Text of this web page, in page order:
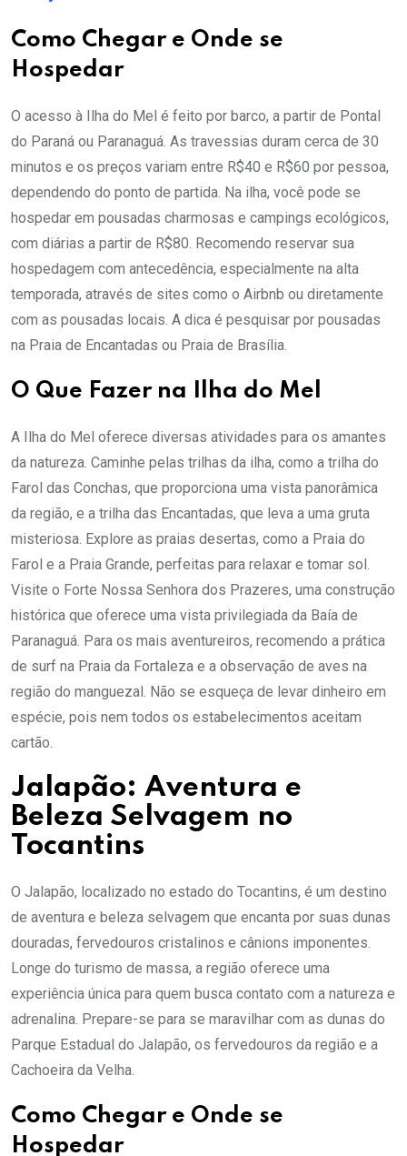
Como Chegar e Onde se
Hospedar
O acesso à Ilha do Mel é feito por barco, a partir de Pontal
do Paraná ou Paranaguá. As travessias duram cerca de 30
minutos e os preços variam entre R$40 e R$60 por pessoa,
dependendo do ponto de partida. Na ilha, você pode se
hospedar em pousadas charmosas e campings ecológicos,
com diárias a partir de R$80. Recomendo reservar sua
hospedagem com antecedência, especialmente na alta
temporada, através de sites como o Airbnb ou diretamente
com as pousadas locais. A dica é pesquisar por pousadas
na Praia de Encantadas ou Praia de Brasília.
O Que Fazer na Ilha do Mel
A Ilha do Mel oferece diversas atividades para os amantes
da natureza. Caminhe pelas trilhas da ilha, como a trilha do
Farol das Conchas, que proporciona uma vista panorâmica
da região, e a trilha das Encantadas, que leva a uma gruta
misteriosa. Explore as praias desertas, como a Praia do
Farol e a Praia Grande, perfeitas para relaxar e tomar sol.
Visite o Forte Nossa Senhora dos Prazeres, uma construção
histórica que oferece uma vista privilegiada da Baía de
Paranaguá. Para os mais aventureiros, recomendo a prática
de surf na Praia da Fortaleza e a observação de aves na
região do manguezal. Não se esqueça de levar dinheiro em
espécie, pois nem todos os estabelecimentos aceitam
cartão.
Jalapão: Aventura e
Beleza Selvagem no
Tocantins
O Jalapão, localizado no estado do Tocantins, é um destino
de aventura e beleza selvagem que encanta por suas dunas
douradas, fervedouros cristalinos e cânions imponentes.
Longe do turismo de massa, a região oferece uma
experiência única para quem busca contato com a natureza e
adrenalina. Prepare-se para se maravilhar com as dunas do
Parque Estadual do Jalapão, os fervedouros da região e a
Cachoeira da Velha.
Como Chegar e Onde se
Hospedar